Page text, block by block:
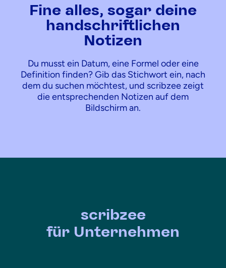
Fine alles, sogar deine
handschriftlichen
Notizen
Du musst ein Datum, eine Formel oder eine
Definition finden? Gib das Stichwort ein, nach
dem du suchen möchtest, und scribzee zeigt
die entsprechenden Notizen auf dem
Bildschirm an.
scribzee
für Unternehmen